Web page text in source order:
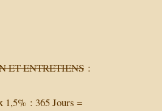
ET ENTRETIENS :
1,5% : 365 Jours =